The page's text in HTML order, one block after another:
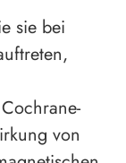
sie bei
von